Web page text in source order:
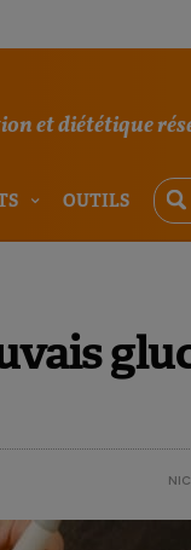
et diététique
OUTILS